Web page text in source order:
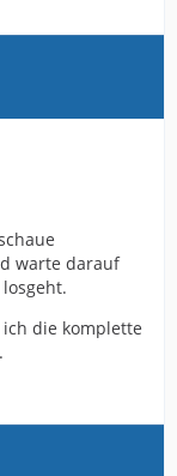
warte darauf
die komplette